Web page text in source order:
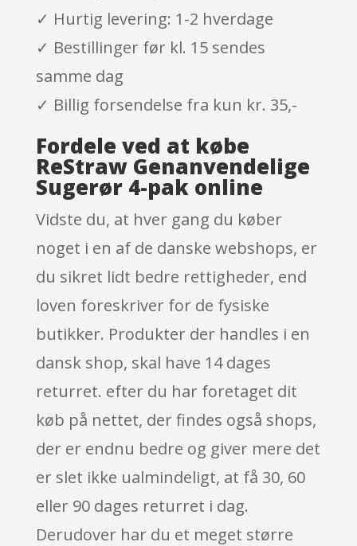
✓ Hurtig levering: 1-2 hverdage
✓ Bestillinger før kl. 15 sendes
samme dag
✓ Billig forsendelse fra kun kr. 35,-
Fordele ved at købe
ReStraw Genanvendelige
Sugerør 4-pak online
Vidste du, at hver gang du køber
noget i en af de danske webshops, er
du sikret lidt bedre rettigheder, end
loven foreskriver for de fysiske
butikker. Produkter der handles i en
dansk shop, skal have 14 dages
returret. efter du har foretaget dit
køb på nettet, der findes også shops,
der er endnu bedre og giver mere det
er slet ikke ualmindeligt, at få 30, 60
eller 90 dages returret i dag.
Derudover har du et meget større